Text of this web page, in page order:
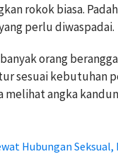
rokok biasa.
perlu diwaspadai.
orang
sesuai kebutuhan
melihat angka
Hubungan